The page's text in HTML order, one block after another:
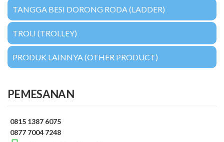
TANGGA BESI DORONG RODA (LADDER)
TROLI (TROLLEY)
PRODUK LAINNYA (OTHER PRODUCT)
PEMESANAN
0815 1387 6075
0877 7004 7248